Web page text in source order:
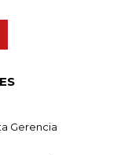
Gerencia